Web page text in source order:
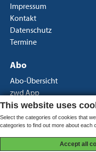
Impressum
Kontakt
Datenschutz
Termine
Abo
Abo-Übersicht
zwd App
Newsletter
AGB Print
AGB Portal
This website uses
Select the categories of cookies that
categories to find out more about each
Accept all